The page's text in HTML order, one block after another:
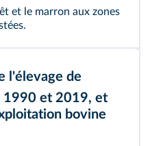
et le marron aux zones
l'élevage de
1990 et 2019, et
bovine